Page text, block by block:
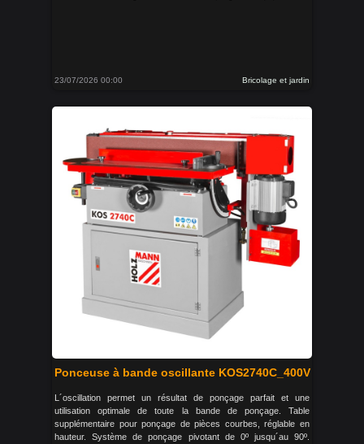
23/07/2026 00:00 Bricolage et jardin
Ponceuse à bande oscillante KOS2740C_400V
L´oscillation permet un résultat de ponçage parfait et une
utilisation optimale de toute la bande de ponçage. Table
supplémentaire pour ponçage de pièces courbes, réglable en
hauteur. Système de ponçage pivotant de 0º jusqu´au 90º.